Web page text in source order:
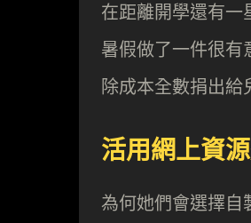
在距離開學還有一
暑假做了一件很有
除成本全數捐出給
活用網上資
為何她們會選擇